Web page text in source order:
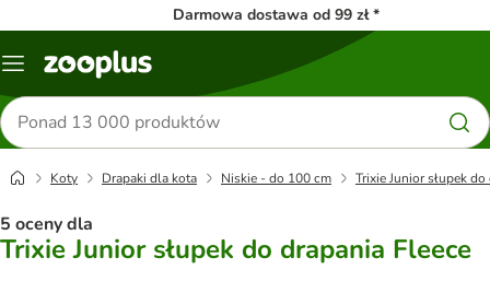
Darmowa dostawa od 99 zł *
Menu
Szukaj
produktów
Koty Drapaki dla kota Niskie - do 100 cm Trixie Junior słupek
5 oceny dla
Trixie Junior słupek do drapania Fleece